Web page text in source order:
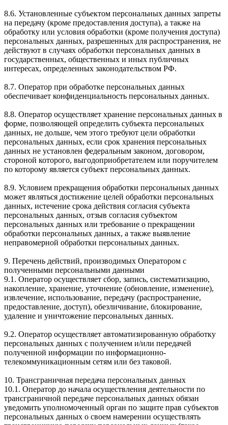
8.6. Установленные субъектом персональных данных запреты
на передачу (кроме предоставления доступа), а также на
обработку или условия обработки (кроме получения доступа)
персональных данных, разрешенных для распространения, не
действуют в случаях обработки персональных данных в
государственных, общественных и иных публичных
интересах, определенных законодательством РФ.
8.7. Оператор при обработке персональных данных
обеспечивает конфиденциальность персональных данных.
8.8. Оператор осуществляет хранение персональных данных в
форме, позволяющей определить субъекта персональных
данных, не дольше, чем этого требуют цели обработки
персональных данных, если срок хранения персональных
данных не установлен федеральным законом, договором,
стороной которого, выгодоприобретателем или поручителем
по которому является субъект персональных данных.
8.9. Условием прекращения обработки персональных данных
может являться достижение целей обработки персональных
данных, истечение срока действия согласия субъекта
персональных данных, отзыв согласия субъектом
персональных данных или требование о прекращении
обработки персональных данных, а также выявление
неправомерной обработки персональных данных.
9. Перечень действий, производимых Оператором с
полученными персональными данными
9.1. Оператор осуществляет сбор, запись, систематизацию,
накопление, хранение, уточнение (обновление, изменение),
извлечение, использование, передачу (распространение,
предоставление, доступ), обезличивание, блокирование,
удаление и уничтожение персональных данных.
9.2. Оператор осуществляет автоматизированную обработку
персональных данных с получением и/или передачей
полученной информации по информационно-
телекоммуникационным сетям или без таковой.
10. Трансграничная передача персональных данных
10.1. Оператор до начала осуществления деятельности по
трансграничной передаче персональных данных обязан
уведомить уполномоченный орган по защите прав субъектов
персональных данных о своем намерении осуществлять